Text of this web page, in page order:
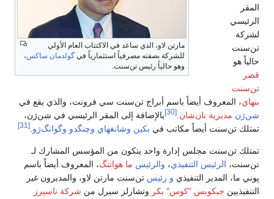
مارتن لاو، الذي ساعد في الاكتتاب العام الأولي
للشركة بصفته مصرفياً استثمارياً في گولدمان ساكس،
وهو حالياً رئيس تن‌سنت.
المقر
الرئيسي
لشركة
تن‌سنت
حالياً هو
قصر
تن‌سنت
بنهاي، المعروف أيضاً باسم أبراج تن‌سنت سي فرونت، والذي يقع في
شن‌ژن مديرية نان‌شان.
[30]
بالإضافة إلى المقر الرئيسي في شن‌ژن،
تمتلك تن‌سنت أيضاً مكاتب في بكين وشانغهاي وچنگدو وگوانگ‌ژو.
[31]
تمتلك تن‌سنت مجلس إدارة واحد يتكون من المؤسس المشارك لـ
تن‌سنت، الرئيس التنفيذي، والرئيس ما هواتنگ، المعروف أيضاً باسم
پوني ما، المدير التنفيذي و رئيس تن‌سنت مارتن لاو، والمديرون غير
التنفيذيين جيكوبس "كوس" بكر وتشارلز سيرل من شركة ناسپرز